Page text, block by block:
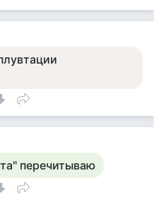
перечитываю